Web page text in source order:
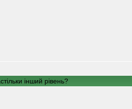
інший рівень?